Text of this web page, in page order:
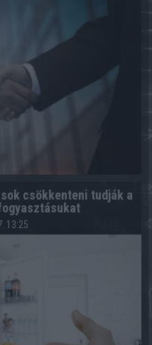
csökkenteni tudják a
13:25